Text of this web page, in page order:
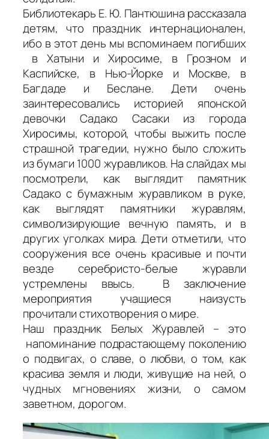
Библиотекарь Е. Ю. Пантюшина рассказала
детям, что праздник интернационален,
ибо в этот день мы вспоминаем погибших
в Хатыни и Хиросиме, в Грозном и
Каспийске, в Нью-Йорке и Москве, в
Багдаде и Беслане. Дети очень
заинтересовались историей японской
девочки Садако Сасаки из города
Хиросимы, которой, чтобы выжить после
страшной трагедии, нужно было сложить
из бумаги 1000 журавликов. На слайдах мы
посмотрели, как выглядит памятник
Садако с бумажным журавликом в руке,
как выглядят памятники журавлям,
символизирующие вечную память, и в
других уголках мира. Дети отметили, что
сооружения все очень красивые и почти
везде серебристо-белые журавли
устремлены ввысь. В заключение
мероприятия учащиеся наизусть
прочитали стихотворения о мире.
Наш праздник Белых Журавлей – это
напоминание подрастающему поколению
о подвигах, о славе, о любви, о том, как
красива земля и люди, живущие на ней, о
чудных мгновениях жизни, о самом
заветном, дорогом.